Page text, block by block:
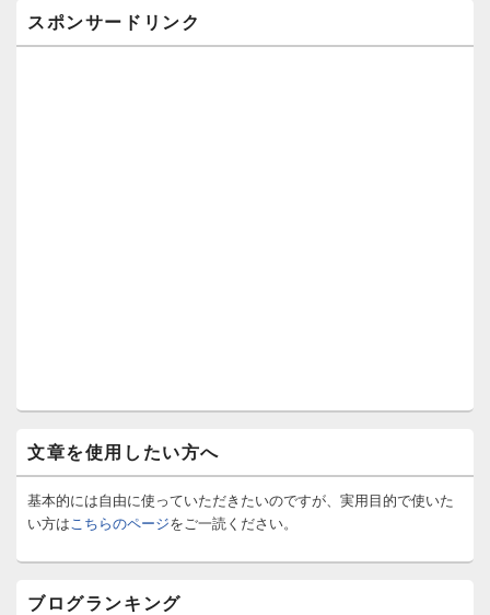
スポンサードリンク
文章を使用したい方へ
基本的には自由に使っていただきたいのですが、実用目的で使いた
い方は こちらのページをご一読ください。
ブログランキング